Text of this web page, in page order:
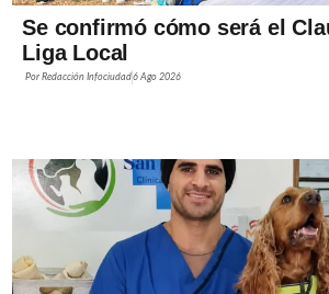
Se confirmó cómo será el
Liga Local
PorRedacción Infociudad6 Ago 2026